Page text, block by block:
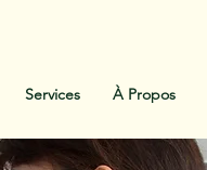
Services À Propos